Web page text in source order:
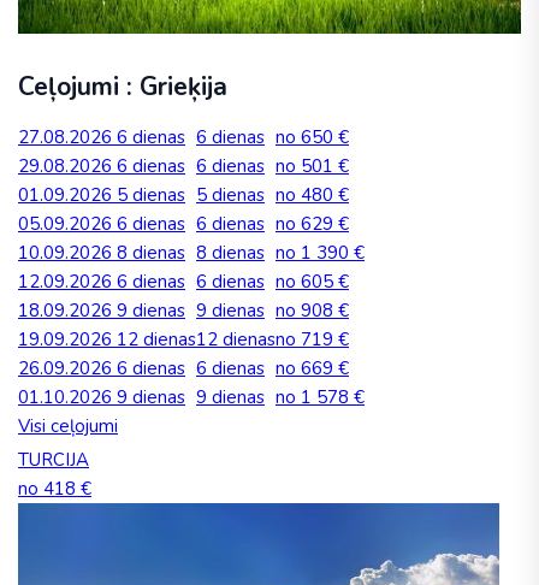
Ceļojumi : Grieķija
27.08.2026 6 dienas 6 dienas no 650 €
29.08.2026 6 dienas 6 dienas no 501 €
01.09.2026 5 dienas 5 dienas no 480 €
05.09.2026 6 dienas 6 dienas no 629 €
10.09.2026 8 dienas 8 dienas no 1 390 €
12.09.2026 6 dienas 6 dienas no 605 €
18.09.2026 9 dienas 9 dienas no 908 €
19.09.2026 12 dienas12 dienasno 719 €
26.09.2026 6 dienas 6 dienas no 669 €
01.10.2026 9 dienas 9 dienas no 1 578 €
Visi ceļojumi
TURCIJA
no 418 €